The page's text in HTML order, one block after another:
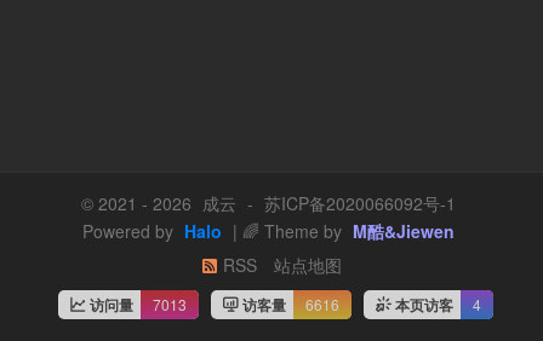
© 2021 - 2026 成云 - 苏ICP备2020066092号-1
Powered by Halo | 🌈 Theme by M酷&Jiewen
RSS
站点地图
访问量 7013 访客量 6616 本页访客 4